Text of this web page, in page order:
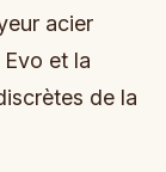
acier
et la
de la